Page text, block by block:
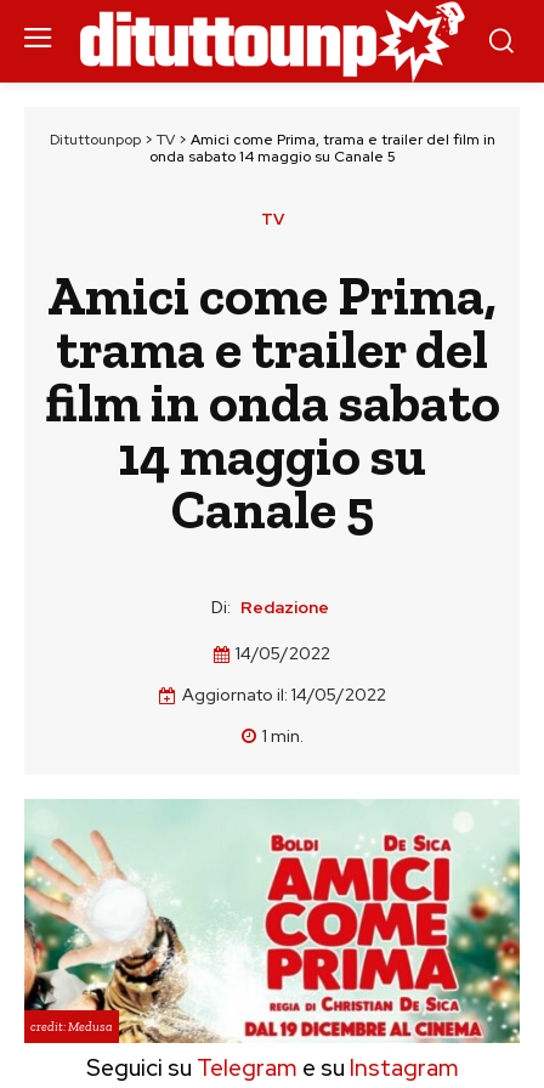
Dituttounpop> TV> Amici come Prima, trama e trailer del film in
onda sabato 14 maggio su Canale 5
TV
Amici come Prima,
trama e trailer del
film in onda sabato
14 maggio su
Canale 5
Di: Redazione
14/05/2022
Aggiornato il: 14/05/2022
1 min.
credit: Medusa
Seguici su Telegram e su Instagram